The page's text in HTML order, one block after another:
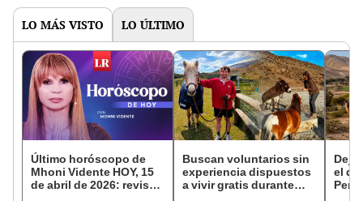
LO MÁS VISTO LO ÚLTIMO
Último horóscopo de
Mhoni Vidente HOY, 15
de abril de 2026: revisa
Buscan voluntarios sin
experiencia dispuestos
a vivir gratis durante
Dejó
el